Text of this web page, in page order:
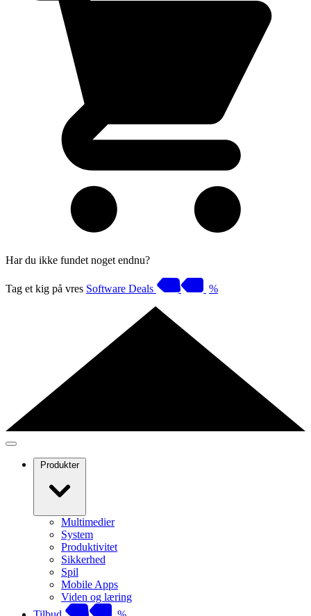
Har du ikke fundet noget endnu?
Tag et kig på vres Software Deals %
Produkter
Multimedier
System
Produktivitet
Sikkerhed
Spil
Mobile Apps
Viden og læring